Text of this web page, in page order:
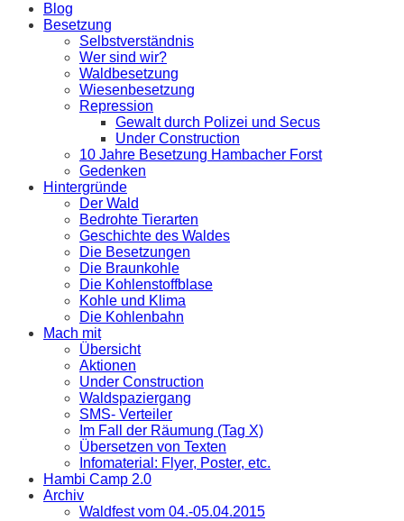
Blog
Besetzung
Selbstverständnis
Wer sind wir?
Waldbesetzung
Wiesenbesetzung
Repression
Gewalt durch Polizei und Secus
Under Construction
10 Jahre Besetzung Hambacher Forst
Gedenken
Hintergründe
Der Wald
Bedrohte Tierarten
Geschichte des Waldes
Die Besetzungen
Die Braunkohle
Die Kohlenstoffblase
Kohle und Klima
Die Kohlenbahn
Mach mit
Übersicht
Aktionen
Under Construction
Waldspaziergang
SMS- Verteiler
Im Fall der Räumung (Tag X)
Übersetzen von Texten
Infomaterial: Flyer, Poster, etc.
Hambi Camp 2.0
Archiv
Waldfest vom 04.-05.04.2015